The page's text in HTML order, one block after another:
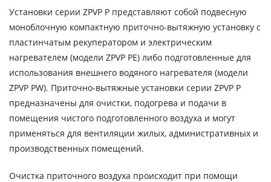
Установки серии ZPVP P представляют собой подвесную
моноблочную компактную приточно-вытяжную установку с
пластинчатым рекуператором и электрическим
нагревателем (модели ZPVP PE) либо подготовленные для
использования внешнего водяного нагревателя (модели
ZPVP PW). Приточно-вытяжные установки серии ZPVP P
предназначены для очистки, подогрева и подачи в
помещения чистого подготовленного воздуха и могут
применяться для вентиляции жилых, административных и
производственных помещений.
Очистка приточного воздуха происходит при помощи